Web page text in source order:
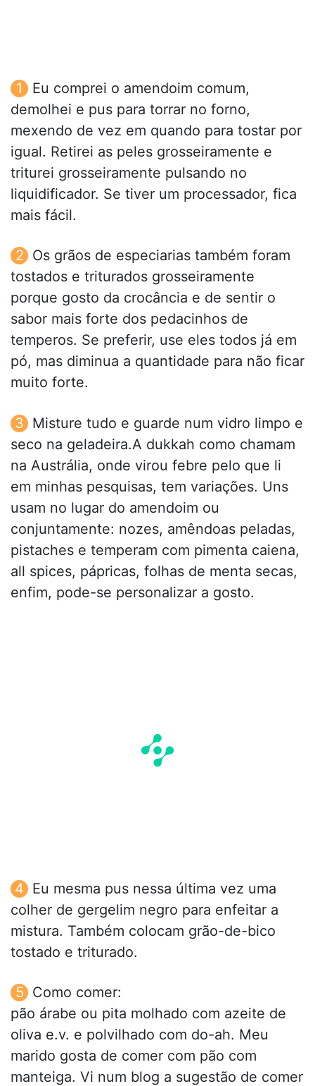
Eu comprei o amendoim comum,
demolhei e pus para torrar no forno,
mexendo de vez em quando para tostar por
igual. Retirei as peles grosseiramente e
triturei grosseiramente pulsando no
liquidificador. Se tiver um processador, fica
mais fácil.
Os grãos de especiarias também foram
tostados e triturados grosseiramente
porque gosto da crocância e de sentir o
sabor mais forte dos pedacinhos de
temperos. Se preferir, use eles todos já em
pó, mas diminua a quantidade para não ficar
muito forte.
Misture tudo e guarde num vidro limpo e
seco na geladeira.A dukkah como chamam
na Austrália, onde virou febre pelo que li
em minhas pesquisas, tem variações. Uns
usam no lugar do amendoim ou
conjuntamente: nozes, amêndoas peladas,
pistaches e temperam com pimenta caiena,
all spices, pápricas, folhas de menta secas,
enfim, pode-se personalizar a gosto.
Eu mesma pus nessa última vez uma
colher de gergelim negro para enfeitar a
mistura. Também colocam grão-de-bico
tostado e triturado.
Como comer:
pão árabe ou pita molhado com azeite de
oliva e.v. e polvilhado com do-ah. Meu
marido gosta de comer com pão com
manteiga. Vi num blog a sugestão de comer